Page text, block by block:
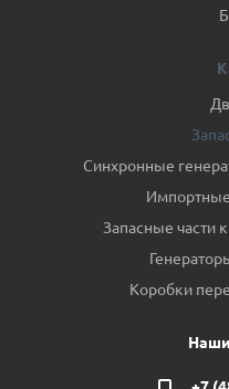
Синхронные
Запасные части
Коробки